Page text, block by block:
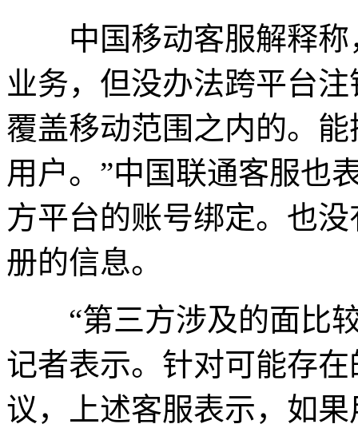
中国移动客服解释称
业务，但没办法跨平台
覆盖移动范围之内的。
用户。”中国联通客服也
方平台的账号绑定。也
册的信息。
“第三方涉及的面比较
记者表示。针对可能存
议，上述客服表示，如